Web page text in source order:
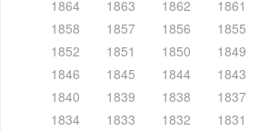
1864
1863 1862 1861
1858
1857 1856 1855
1852
1851 1850 1849
1846
1845 1844 1843
1840
1839 1838 1837
1834
1833 1832 1831